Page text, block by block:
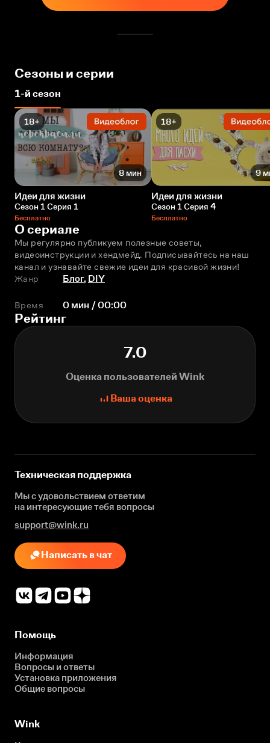
Сезоны и серии
1-й сезон
18+
8 мин
Идеи для жизни
Сезон 1 Серия 1
Бесплатно
18+
9
Идеи для жизни
Сезон 1 Серия 4
Бесплатно
О сериале
Мы регулярно публикуем полезные советы,
видеоинструкции и хендмейд. Подписывайтесь на наш
канал и узнавайте свежие идеи для красивой жизни!
Жанр
Блог, DIY
Время 0 мин / 00:00
Рейтинг
7.0
Оценка пользователей Wink
Ваша оценка
Техническая поддержка
Мы с удовольствием ответим
на интересующиетебя вопросы
support@wink.ru
Написать в чат
Помощь
Информация
Вопросы и ответы
Установка приложения
Общие вопросы
Wink